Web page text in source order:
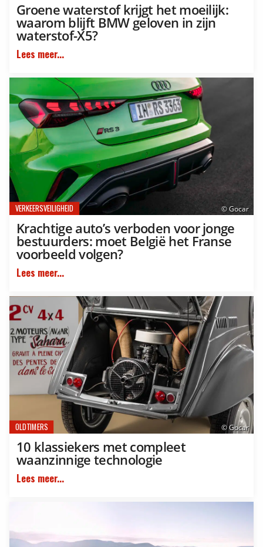
Groene waterstof krijgt het moeilijk:
waarom blijft BMW geloven in zijn
waterstof-X5?
Lees meer...
© Gocar
VERKEERSVEILIGHEID
Krachtige auto’s verboden voor jonge
bestuurders: moet België het Franse
voorbeeld volgen?
Lees meer...
© Gocar
OLDTIMERS
10 klassiekers met compleet
waanzinnige technologie
Lees meer...